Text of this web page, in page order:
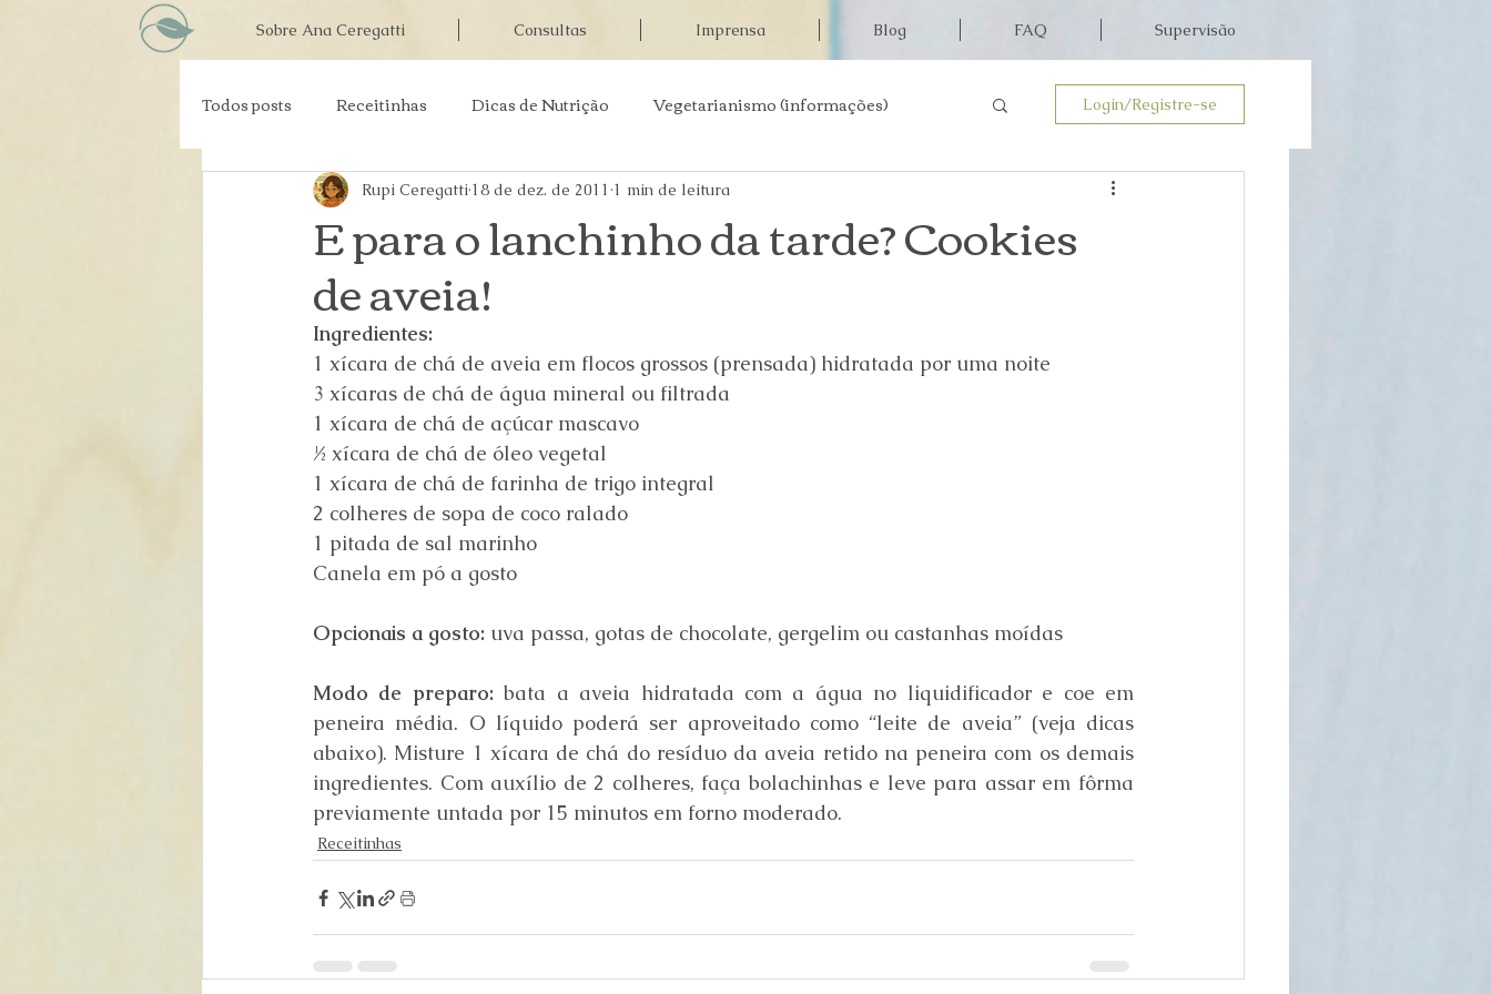
Sobre Ana Ceregatti Consultas Imprensa Blog FAQ Supervisão
Todos posts Receitinhas Dicas de Nutrição Vegetarianismo (informações)
Materno Infantil Prevenção de doenças Informações em saúde
Grupos alimentares Imprensa
Login/Registre-se
E para o lanchinho da tarde? Cookies
de aveia!
Rupi Ceregatti 18 de dez. de 2011 1 min de leitura
Ingredientes:
1 xícara de chá de aveia em flocos grossos (prensada) hidratada por uma noite
3 xícaras de chá de água mineral ou filtrada
1 xícara de chá de açúcar mascavo
½ xícara de chá de óleo vegetal
1 xícara de chá de farinha de trigo integral
2 colheres de sopa de coco ralado
1 pitada de sal marinho
Canela em pó a gosto
Opcionais a gosto: uva passa, gotas de chocolate, gergelim ou castanhas moídas
Modo de preparo: bata a aveia hidratada com a água no liquidificador e coe em
peneira média. O líquido poderá ser aproveitado como “leite de aveia” (veja dicas
abaixo). Misture 1 xícara de chá do resíduo da aveia retido na peneira com os demais
ingredientes. Com auxílio de 2 colheres, faça bolachinhas e leve para assar em fôrma
previamente untada por 15 minutos em forno moderado.
Receitinhas